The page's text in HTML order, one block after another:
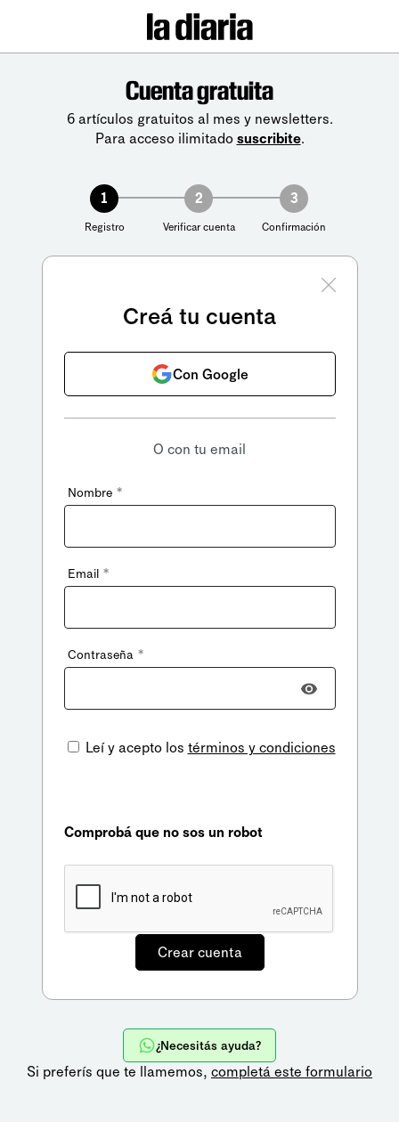
Cuenta gratuita
6 artículos gratuitos al mes y newsletters.
Para acceso ilimitado suscribite.
1
Registro
2
Verificar cuenta
3
Confirmación
Creá tu cuenta
Con Google
O con tu email
Nombre *
Email *
Contraseña *
Leí y acepto los términos y condiciones
Comprobá que no sos un robot
¿Necesitás ayuda?
Si preferís que te llamemos, completá este formulario